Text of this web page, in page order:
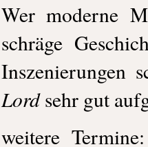
Wer moderne
schräge
Inszenierungen
Lordsehr gut
weitere